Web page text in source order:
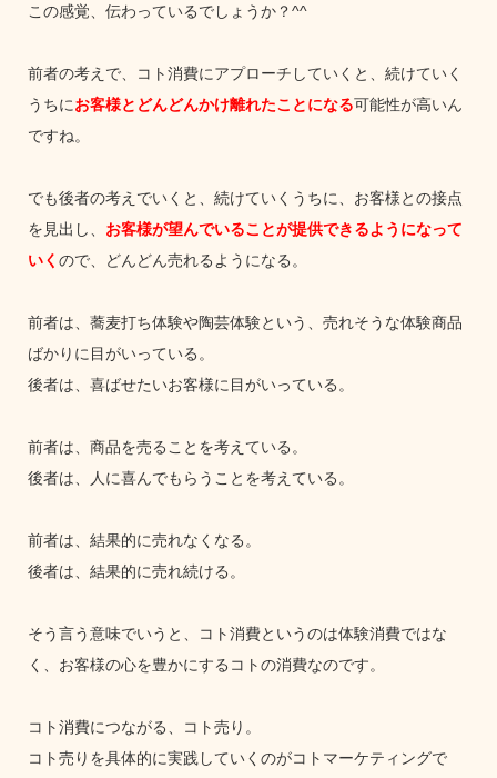
この感覚、伝わっているでしょうか？^^
前者の考えで、コト消費にアプローチしていくと、続けていく
うちにお客様とどんどんかけ離れたことになる可能性が高いん
ですね。
でも後者の考えでいくと、続けていくうちに、お客様との接点
を見出し、 お客様が望んでいることが提供できるようになって
いく ので、どんどん売れるようになる。
前者は、蕎麦打ち体験や陶芸体験という、売れそうな体験商品
ばかりに目がいっている。
後者は、喜ばせたいお客様に目がいっている。
前者は、商品を売ることを考えている。
後者は、人に喜んでもらうことを考えている。
前者は、結果的に売れなくなる。
後者は、結果的に売れ続ける。
そう言う意味でいうと、コト消費というのは体験消費ではな
く、お客様の心を豊かにするコトの消費なのです。
コト消費につながる、コト売り。
コト売りを具体的に実践していくのがコトマーケティングで